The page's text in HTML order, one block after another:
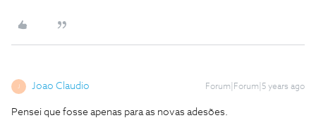
Joao Claudio Forum|Forum|5 years ago
Pensei que fosse apenas para as novas adesões.